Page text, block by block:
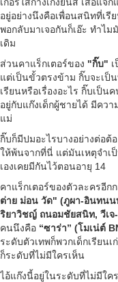
อยู่อย่างนึงคือเพื่อนสนิทที่เรี
พอกลับมาเจอกันก็เอ๊ะ ทำไ
เดิม
ส่วนคาแร็กเตอร์ของ "กิ๊บ"
แต่เป็นขั้วตรงข้าม กิ๊บจะเป็
เรียนหรือเรื่องอะไร กิ๊บเป็
อยู่กับแก๊งเด็กผู้ชายได้ มีควา
แม่
กิ๊บก็มีปมอะไรบางอย่างต่อต้
ให้พ้นจากที่นี่ แต่มันเหตุจำเ
เองเคยมีกันไว้ตอนอายุ 14
คาแร็กเตอร์ของตัวละครอีก
ต่าย ม่อน วัด" (ภูผา-อินทนน
ริยาวิชญ์ ถนอมชัยสนิท, วีเจ
คนนึงคือ “ซาร่า” (โมเน่ต์
ระดับตัวเทพก็พวกเด็กเรียน
ก็ระดับที่ไม่มีใครเห็น
ไอ้แก๊งนี้อยู่ในระดับที่ไม่มีใ